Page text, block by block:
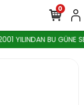
BU GÜNE
0